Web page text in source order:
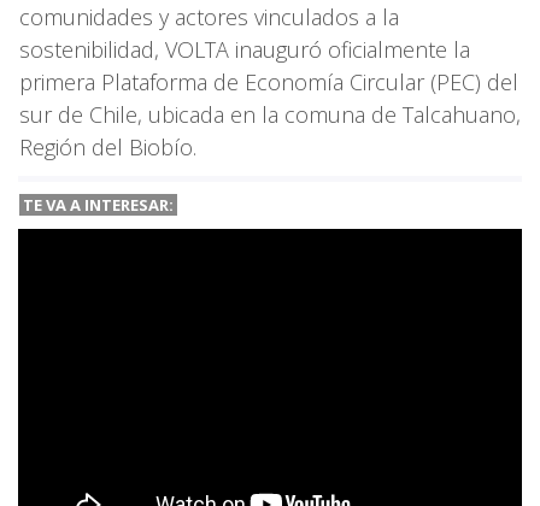
comunidades y actores vinculados a la
sostenibilidad, VOLTA inauguró oficialmente la
primera Plataforma de Economía Circular (PEC) del
sur de Chile, ubicada en la comuna de Talcahuano,
Región del Biobío.
TE VA A INTERESAR: